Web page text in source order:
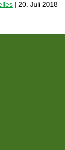
| 20. Juli 2018